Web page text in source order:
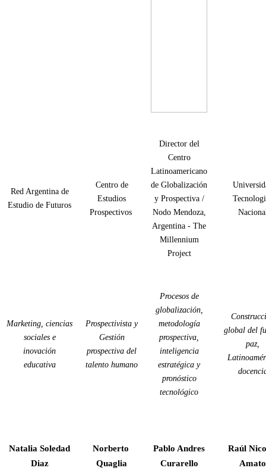
Red Argentina de
Estudio de Futuros
Centro de
Estudios
Prospectivos
Director del
Centro
Latinoamericano
de Globalización
y Prospectiva /
Nodo Mendoza,
Argentina - The
Millennium
Project
Marketing, ciencias
sociales e
inovación
educativa
Prospectivista y
Gestión
prospectiva del
talento humano
Procesos de
globalización,
metodología
prospectiva,
inteligencia
estratégica y
pronóstico
tecnológico
global del
paz,
Natalia Soledad
Diaz
Norberto
Quaglia
Pablo Andres
Curarello
Raúl
Amato